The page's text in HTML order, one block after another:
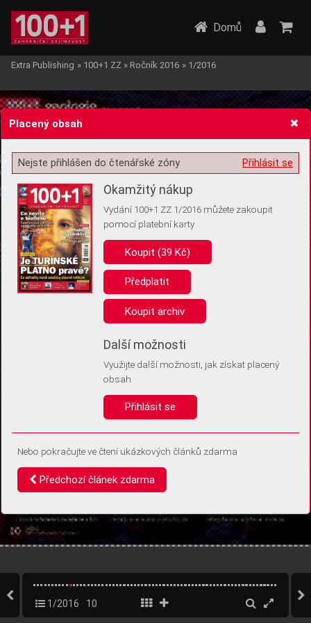
Žádost o souhlas s ukládáním volitelných informací
Pro základní fungování webu nepotřebujeme ukládat žádné informace
(tzv. cookies apod.). Rádi bychom vás ale požádali o souhlas s
uložením volitelných informací:
Anonymní unikátní ID
Díky němu příště poznáme, že se jedná o stejné zařízení, a
Identifikátor je zcela anonymní.
Vaše souhlasy a odmítnutí si ukládáme do vašeho zařízení, abychom se
vás už příště znovu neptali. Můžete je kdykoli později upravit ve Správě
Domů
Extra Publishing » 100+1 ZZ » Ročník 2016 » 1/2016
1/2016 10
Placený obsah
Přihlásit se
Nejste přihlášen do čtenářské zóny
Okamžitý nákup
Vydání 100+1 ZZ 1/2016 můžete zakoupit
pomocí platební karty
Koupit (39 Kč)
Předplatit
Koupit archiv
Další možnosti
Využijte další možnosti, jak získat placený
obsah
Přihlásit se
Nebo pokračujte ve čtení ukázkových článků zdarma
Předchozí článek zdarma